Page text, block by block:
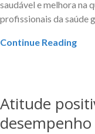
saudável e melhora na
profissionais da saúde
Continue Reading
Atitude